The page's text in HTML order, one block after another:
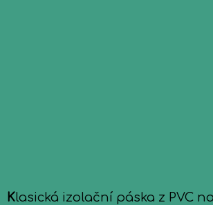
Klasická izolační páska z PVC